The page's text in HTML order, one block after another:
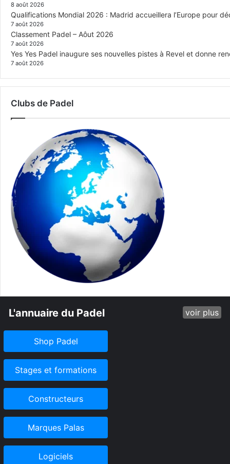
8 août 2026
Qualifications Mondial 2026 : Madrid accueillera l’Europe pour
7 août 2026
Classement Padel – Aôut 2026
7 août 2026
Yes Yes Padel inaugure ses nouvelles pistes à Revel et donne
7 août 2026
Clubs de Padel
L'annuaire du Padel voir plus
Shop Padel
Stages et formations
Constructeurs
Marques Palas
Logiciels